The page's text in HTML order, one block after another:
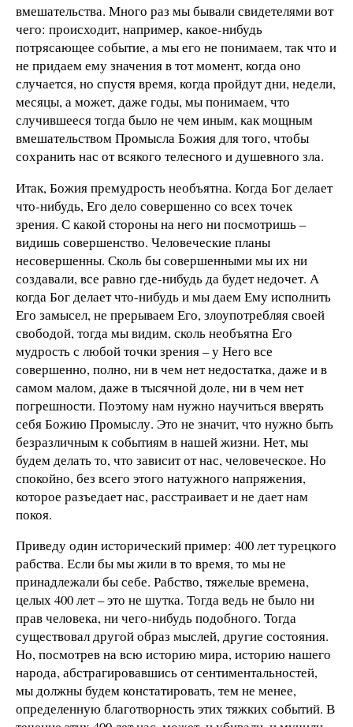
вмешательства. Много раз мы бывали свидетелями вот
чего: происходит, например, какое-нибудь
потрясающее событие, а мы его не понимаем, так что и
не придаем ему значения в тот момент, когда оно
случается, но спустя время, когда пройдут дни, недели,
месяцы, а может, даже годы, мы понимаем, что
случившееся тогда было не чем иным, как мощным
вмешательством Промысла Божия для того, чтобы
сохранить нас от всякого телесного и душевного зла.
Итак, Божия премудрость необъятна. Когда Бог делает
что-нибудь, Его дело совершенно со всех точек
зрения. С какой стороны на него ни посмотришь –
видишь совершенство. Человеческие планы
несовершенны. Сколь бы совершенными мы их ни
создавали, все равно где-нибудь да будет недочет. А
когда Бог делает что-нибудь и мы даем Ему исполнить
Его замысел, не прерываем Его, злоупотребляя своей
свободой, тогда мы видим, сколь необъятна Его
мудрость с любой точки зрения – у Него все
совершенно, полно, ни в чем нет недостатка, даже и в
самом малом, даже в тысячной доле, ни в чем нет
погрешности. Поэтому нам нужно научиться вверять
себя Божию Промыслу. Это не значит, что нужно быть
безразличным к событиям в нашей жизни. Нет, мы
будем делать то, что зависит от нас, человеческое. Но
спокойно, без всего этого натужного напряжения,
которое разъедает нас, расстраивает и не дает нам
покоя.
Приведу один исторический пример: 400 лет турецкого
рабства. Если бы мы жили в то время, то мы не
принадлежали бы себе. Рабство, тяжелые времена,
целых 400 лет – это не шутка. Тогда ведь не было ни
прав человека, ни чего-нибудь подобного. Тогда
существовал другой образ мыслей, другие состояния.
Но, посмотрев на всю историю мира, историю нашего
народа, абстрагировавшись от сентиментальностей,
мы должны будем констатировать, тем не менее,
определенную благотворность этих тяжких событий. В